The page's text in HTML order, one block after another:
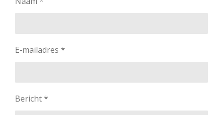
E-mailadres *
Bericht *